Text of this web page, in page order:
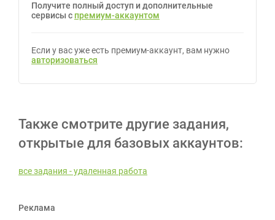
Получите полный доступ и дополнительные
сервисы с премиум-аккаунтом
Если у вас уже есть премиум-аккаунт, вам нужно
авторизоваться
Также смотрите другие задания,
открытые для базовых аккаунтов:
все задания - удаленная работа
Реклама